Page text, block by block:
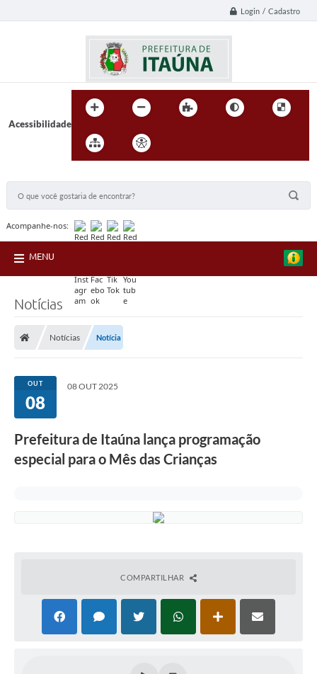
Login / Cadastro
Acessibilidade
Acompanhe-nos:
MENU
Notícias
Notícias Notícia
OUT
08
08 OUT 2025
Prefeitura de Itaúna lança programação
especial para o Mês das Crianças
COMPARTILHAR